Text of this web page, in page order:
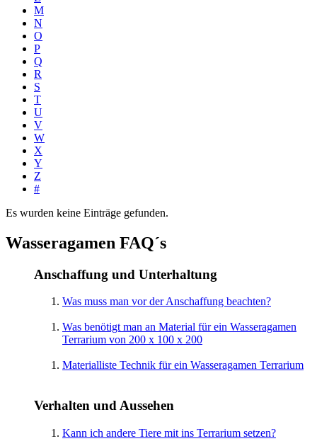
M
N
O
P
Q
R
S
T
U
V
W
X
Y
Z
#
Es wurden keine Einträge gefunden.
Wasseragamen FAQ´s
Anschaffung und Unterhaltung
Was muss man vor der Anschaffung beachten?
Was benötigt man an Material für ein Wasseragamen
Terrarium von 200 x 100 x 200
Materialliste Technik für ein Wasseragamen Terrarium
Verhalten und Aussehen
Kann ich andere Tiere mit ins Terrarium setzen?